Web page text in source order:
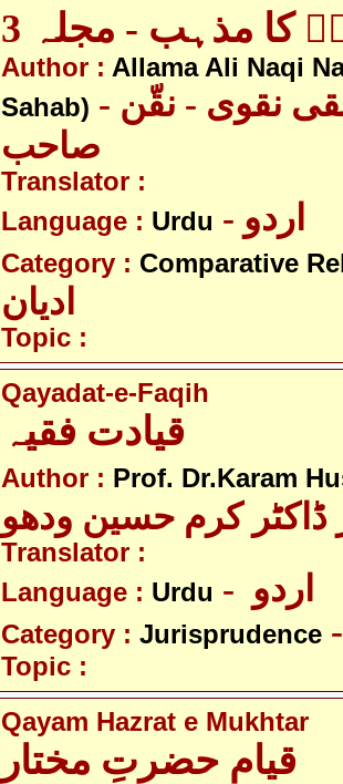
کا مذہب - مجلہ 3
Author : Allama Ali Naqi
Sahab) - علامہ علی نقی نقوی - نقّن
صاحب
Translator :
Language : Urdu - اردو
Category : Comparative
ادیان
Topic :
Qayadat-e-Faqih
قیادت فقیہ
Author : Prof. Dr.Karam
ڈاکٹر کرم حسین ودھو
Translator :
Language : Urdu
Category : Jurisprudence
Topic :
Qayam Hazrat e Mukhtar
قیام حضرتِ مختار